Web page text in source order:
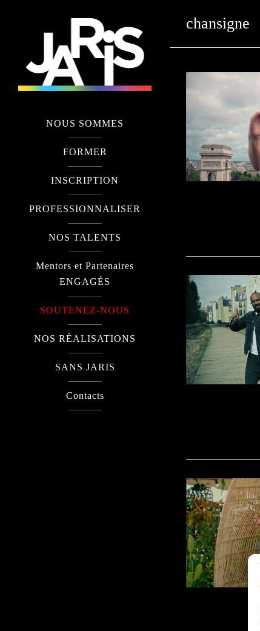
NOUS SOMMES
FORMER
INSCRIPTION
PROFESSIONNALISER
NOS TALENTS
Mentors et Partenaires
ENGAGÉS
SOUTENEZ-NOUS
NOS RÉALISATIONS
SANS JARIS
Contacts
chansigne